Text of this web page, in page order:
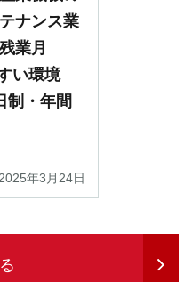
ナンス業
業月
い環境
制・年間
2025年3月24日